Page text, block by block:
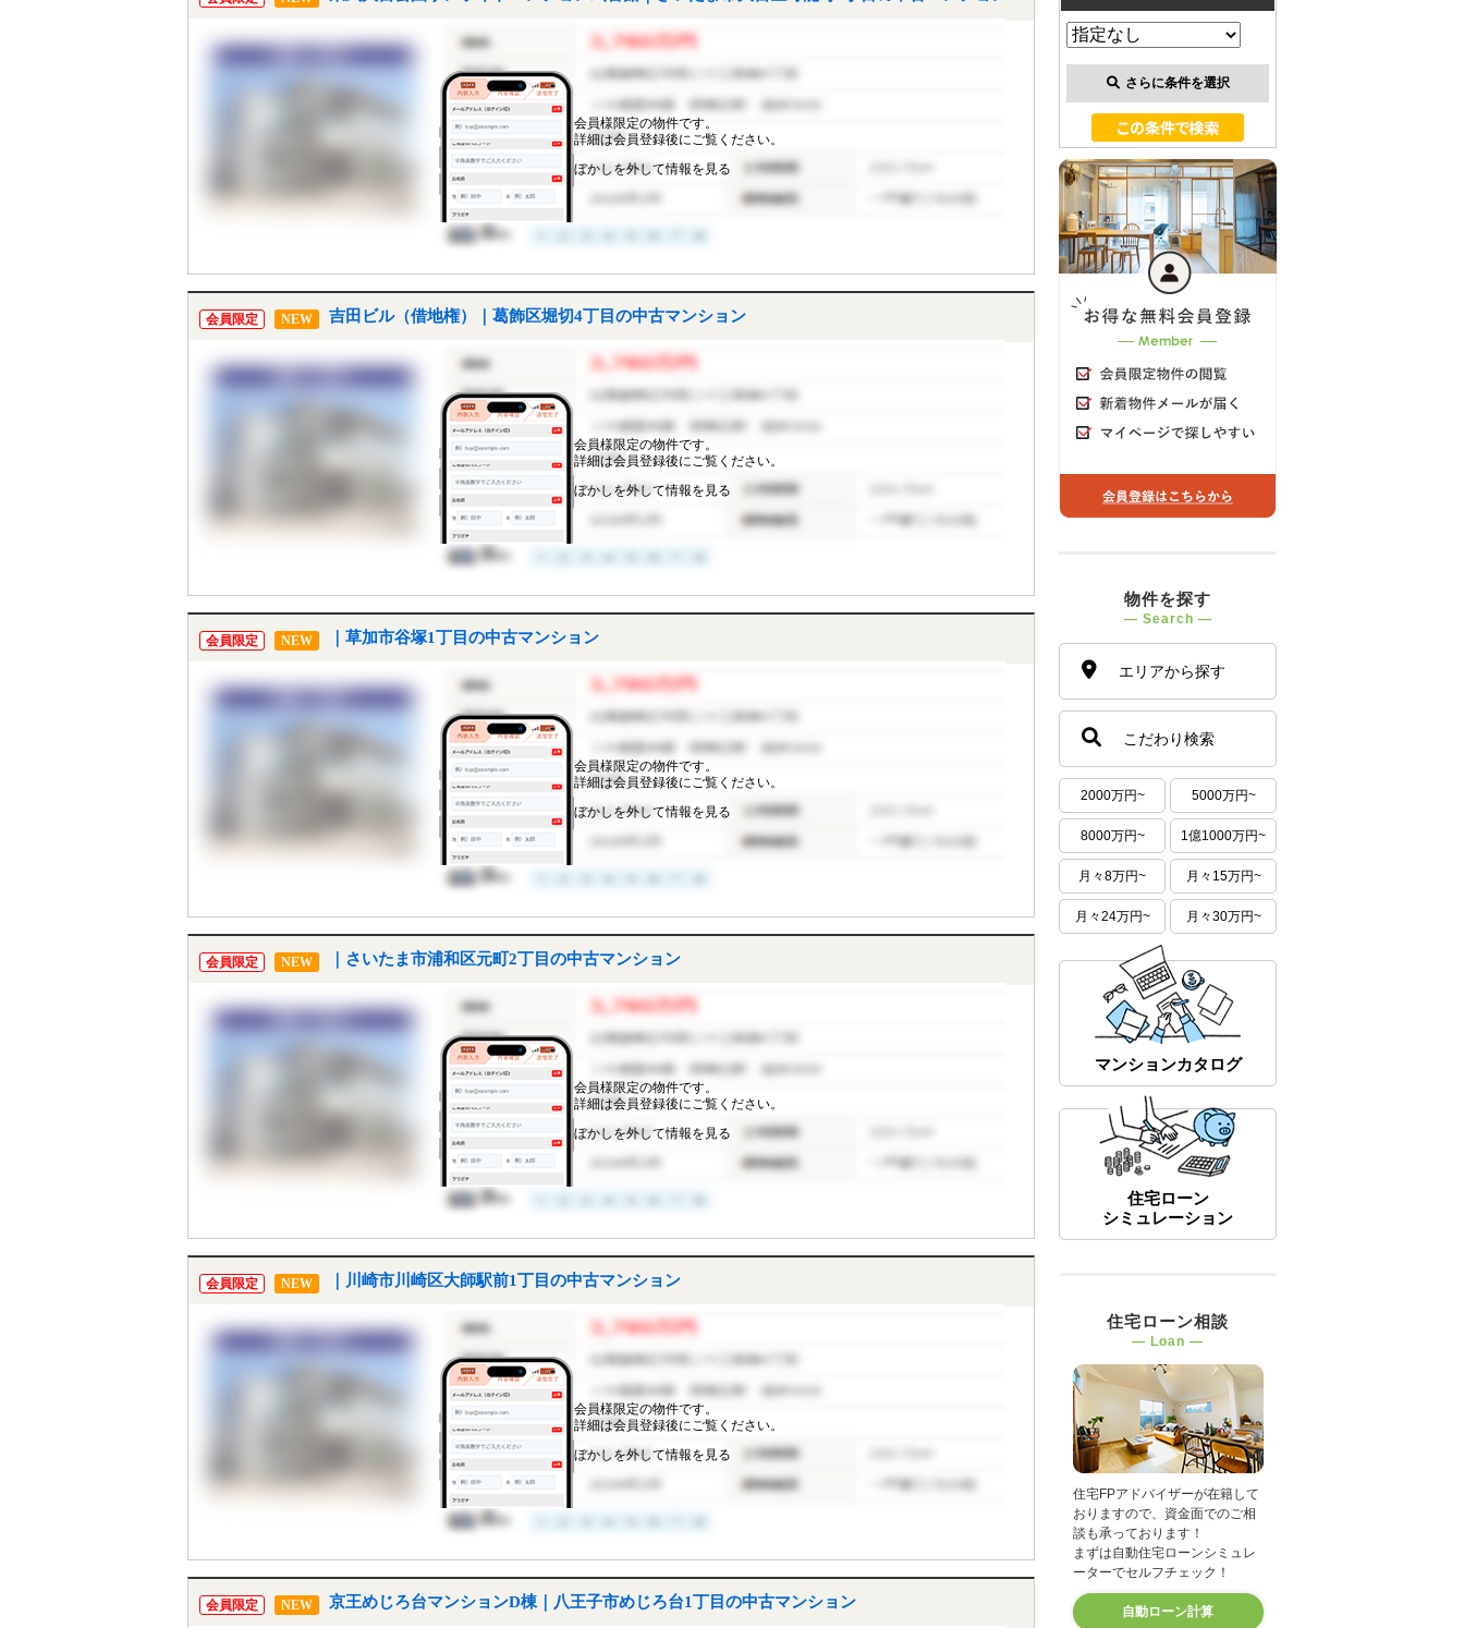
会員様限定の物件です。
詳細は会員登録後にご覧ください。
ぼかしを外して情報を見る
会員限定 NEW 吉田ビル（借地権）｜葛飾区堀切4丁目の中古マンション
会員様限定の物件です。
詳細は会員登録後にご覧ください。
ぼかしを外して情報を見る
会員限定 NEW ｜草加市谷塚1丁目の中古マンション
会員様限定の物件です。
詳細は会員登録後にご覧ください。
ぼかしを外して情報を見る
会員限定 NEW ｜さいたま市浦和区元町2丁目の中古マンション
会員様限定の物件です。
詳細は会員登録後にご覧ください。
ぼかしを外して情報を見る
会員限定 NEW ｜川崎市川崎区大師駅前1丁目の中古マンション
会員様限定の物件です。
詳細は会員登録後にご覧ください。
ぼかしを外して情報を見る
会員限定 NEW 京王めじろ台マンションD棟｜八王子市めじろ台1丁目の中古マンション
さらに条件を選択
物件を探す
― Search ―
エリアから探す
こだわり検索
2000万円~ 5000万円~
8000万円~ 1億1000万円~
月々8万円~ 月々15万円~
月々24万円~ 月々30万円~
マンションカタログ
住宅ローン
シミュレーション
住宅ローン相談
― Loan ―
住宅FPアドバイザーが在籍して
おりますので、資金面でのご相
談も承っております！
まずは自動住宅ローンシミュレ
ーターでセルフチェック！
自動ローン計算